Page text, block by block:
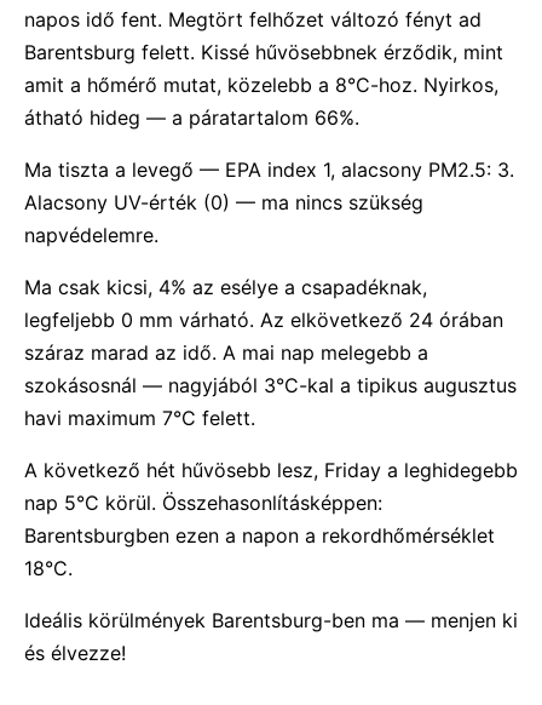
napos idő fent. Megtört felhőzet változó fényt ad
Barentsburg felett. Kissé hűvösebbnek érződik, mint
amit a hőmérő mutat, közelebb a 8°C-hoz. Nyirkos,
átható hideg — a páratartalom 66%.
Ma tiszta a levegő — EPA index 1, alacsony PM2.5: 3.
Alacsony UV-érték (0) — ma nincs szükség
napvédelemre.
Ma csak kicsi, 4% az esélye a csapadéknak,
legfeljebb 0 mm várható. Az elkövetkező 24 órában
száraz marad az idő. A mai nap melegebb a
szokásosnál — nagyjából 3°C-kal a tipikus augusztus
havi maximum 7°C felett.
A következő hét hűvösebb lesz, Friday a leghidegebb
nap 5°C körül. Összehasonlításképpen:
Barentsburgben ezen a napon a rekordhőmérséklet
18°C.
Ideális körülmények Barentsburg-ben ma — menjen ki
és élvezze!